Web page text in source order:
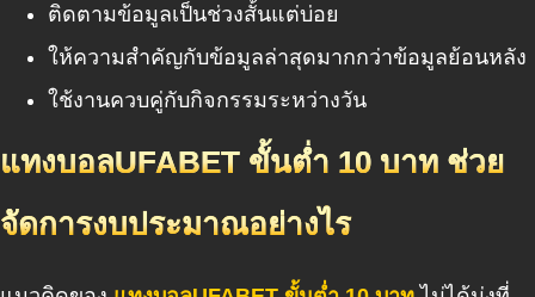
ติดตามข้อมูลเป็นช่วงสั้นแต่บ่อย
ให้ความสำคัญกับข้อมูลล่าสุดมากกว่าข้อมูลย้อนหลัง
ใช้งานควบคู่กับกิจกรรมระหว่างวัน
แทงบอลUFABET ขั้นต่ำ 10 บาท ช่วย
จัดการงบประมาณอย่างไร